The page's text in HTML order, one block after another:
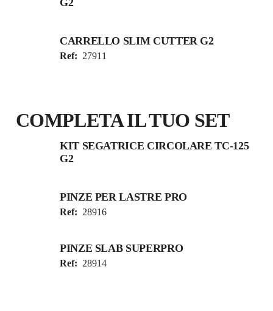
G2
CARRELLO SLIM CUTTER G2
Ref: 27911
COMPLETA IL TUO SET
KIT SEGATRICE CIRCOLARE TC-125
G2
PINZE PER LASTRE PRO
Ref: 28916
PINZE SLAB SUPERPRO
Ref: 28914